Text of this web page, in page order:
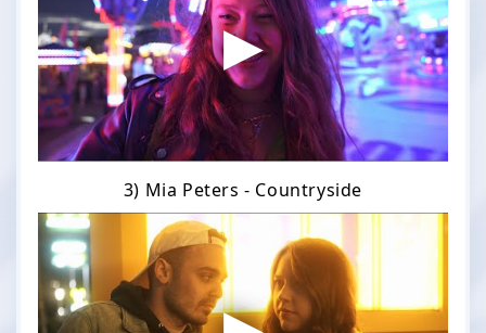
3) Mia Peters - Countryside